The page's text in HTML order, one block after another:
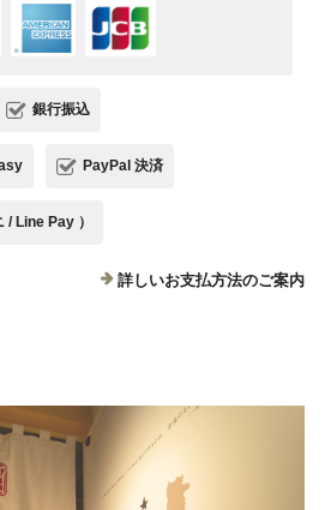
銀行振込
PayPal 決済
/ Line Pay ）
詳しいお支払方法のご案内